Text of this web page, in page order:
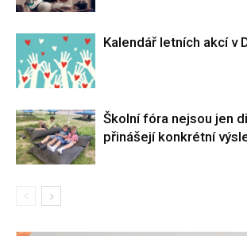
Kalendář letních akcí v
Školní fóra nejsou jen
přinášejí konkrétní